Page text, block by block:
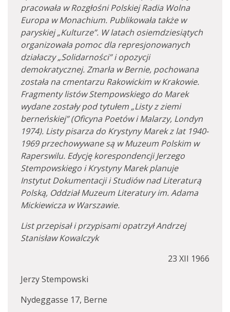
pracowała w Rozgłośni Polskiej Radia Wolna
Europa w Monachium. Publikowała także w
paryskiej „Kulturze”. W latach osiemdziesiątych
organizowała pomoc dla represjonowanych
działaczy „Solidarności” i opozycji
demokratycznej. Zmarła w Bernie, pochowana
została na cmentarzu Rakowickim w Krakowie.
Fragmenty listów Stempowskiego do Marek
wydane zostały pod tytułem „Listy z ziemi
berneńskiej” (Oficyna Poetów i Malarzy, Londyn
1974). Listy pisarza do Krystyny Marek z lat 1940-
1969 przechowywane są w Muzeum Polskim w
Raperswilu. Edycję korespondencji Jerzego
Stempowskiego i Krystyny Marek planuje
Instytut Dokumentacji i Studiów nad Literaturą
Polską, Oddział Muzeum Literatury im. Adama
Mickiewicza w Warszawie.
List przepisał i przypisami opatrzył Andrzej
Stanisław Kowalczyk
23 XII 1966
Jerzy Stempowski
Nydeggasse 17, Berne